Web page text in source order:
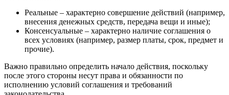
Реальные – характерно совершение действий (например,
внесения денежных средств, передача вещи и иные);
Консенсуальные – характерно наличие соглашения о
всех условиях (например, размер платы, срок, предмет и
прочие).
Важно правильно определить начало действия, поскольку
после этого стороны несут права и обязанности по
исполнению условий соглашения и требований